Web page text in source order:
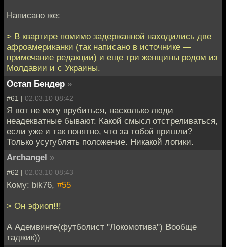
Написано же:
> В квартире помимо задержанной находились две
афроамериканки (так написано в источнике —
примечание редакции) и еще три женщины родом из
Молдавии и с Украины.
Остап Бендер »
#61 | 02.03.10 08:42
Я вот не могу врубиться, насколько люди
неадекватные бывают. Какой смысл отстреливаться,
если уже и так понятно, что за тобой пришли?
Только усугублять положение. Никакой логики.
Archangel »
#62 | 02.03.10 08:43
Кому: bik76, #55
> Он эфиоп!!!
А Адемвинге(футболист "Локомотива") Вообще
таджик))